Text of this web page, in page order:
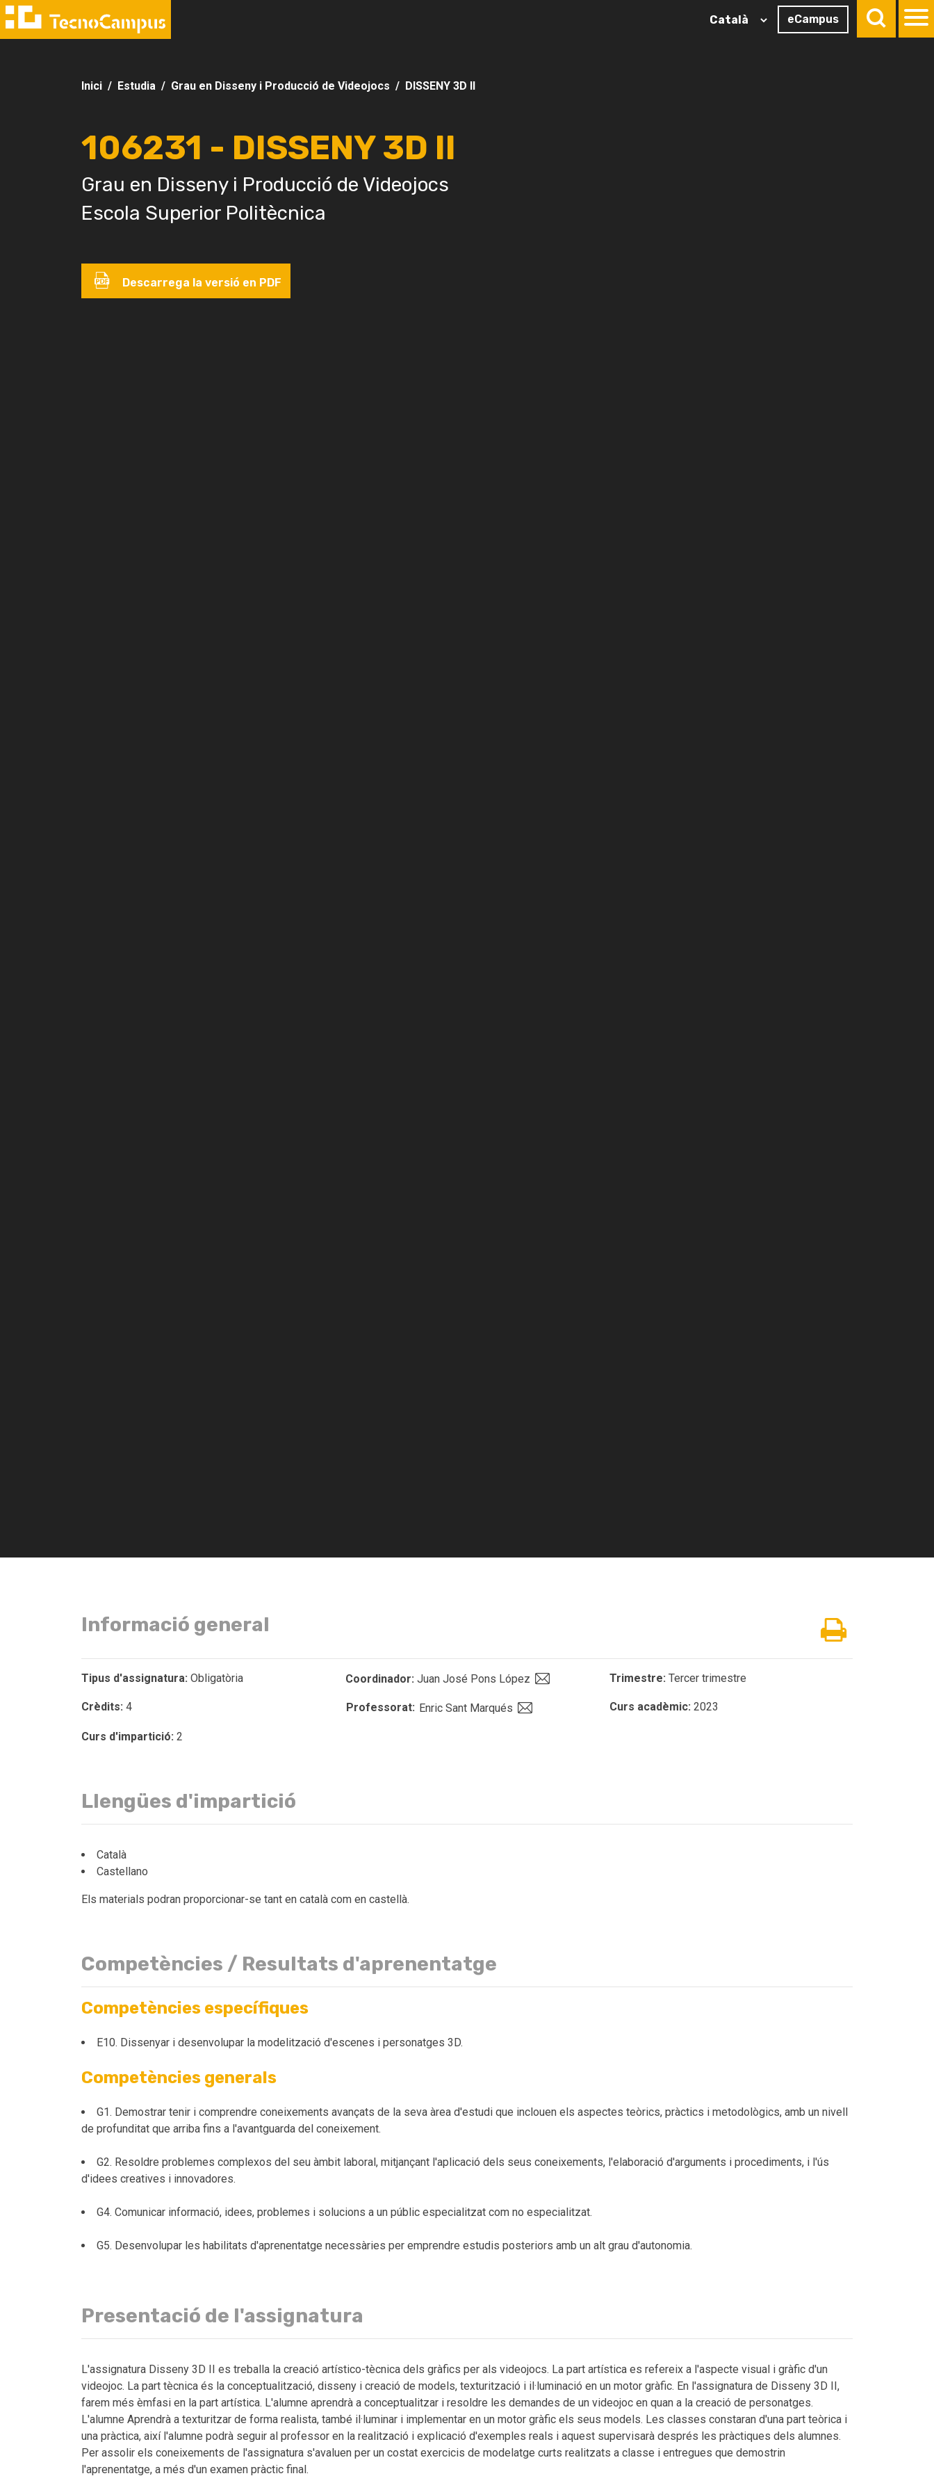
eCampus
Inici Estudia Grau en Disseny i Producció de Videojocs DISSENY 3D II
106231 - DISSENY 3D II
Grau en Disseny i Producció de Videojocs
Escola Superior Politècnica
Descarrega la versió en PDF
Informació general
Tipus d'assignatura: Obligatòria Coordinador: Juan José Pons López Trimestre: Tercer trimestre
Crèdits: 4 Professorat: Enric Sant Marqués Curs acadèmic: 2023
Curs d'impartició: 2
Llengües d'impartició
Català
Castellano
Els materials podran proporcionar-se tant en català com en castellà.
Competències / Resultats d'aprenentatge
Competències específiques
E10. Dissenyar i desenvolupar la modelització d'escenes i personatges 3D.
Competències generals
G1. Demostrar tenir i comprendre coneixements avançats de la seva àrea d'estudi que inclouen els aspectes teòrics, pràctics i metodològics, amb un nivell
de profunditat que arriba fins a l'avantguarda del coneixement.
G2. Resoldre problemes complexos del seu àmbit laboral, mitjançant l'aplicació dels seus coneixements, l'elaboració d'arguments i procediments, i l'ús
d'idees creatives i innovadores.
G4. Comunicar informació, idees, problemes i solucions a un públic especialitzat com no especialitzat.
G5. Desenvolupar les habilitats d'aprenentatge necessàries per emprendre estudis posteriors amb un alt grau d'autonomia.
Presentació de l'assignatura
L'assignatura Disseny 3D II es treballa la creació artístico-tècnica dels gràfics per als videojocs. La part artística es refereix a l'aspecte visual i gràfic d'un
videojoc. La part tècnica és la conceptualització, disseny i creació de models, texturització i il·luminació en un motor gràfic. En l'assignatura de Disseny 3D II,
farem més èmfasi en la part artística. L'alumne aprendrà a conceptualitzar i resoldre les demandes de un videojoc en quan a la creació de personatges.
L'alumne Aprendrà a texturitzar de forma realista, també il·luminar i implementar en un motor gràfic els seus models. Les classes constaran d'una part teòrica i
una pràctica, així l'alumne podrà seguir al professor en la realització i explicació d'exemples reals i aquest supervisarà després les pràctiques dels alumnes.
Per assolir els coneixements de l'assignatura s'avaluen per un costat exercicis de modelatge curts realitzats a classe i entregues que demostrin
l'aprenentatge, a més d'un examen pràctic final.